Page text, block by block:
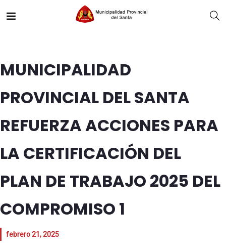
MUNICIPALIDAD
PROVINCIAL DEL SANTA
REFUERZA ACCIONES PARA
LA CERTIFICACIÓN DEL
PLAN DE TRABAJO 2025 DEL
COMPROMISO 1
febrero 21, 2025